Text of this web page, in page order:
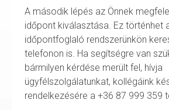
A második lépés az Önnek
időpont kiválasztása. Ez történhet
időpontfoglaló rendszerünkön
telefonon is. Ha segítségre van
bármilyen kérdése merült fel, hívja
ügyfélszolgálatunkat, kollégáink
rendelkezésére a +36 87 999 359